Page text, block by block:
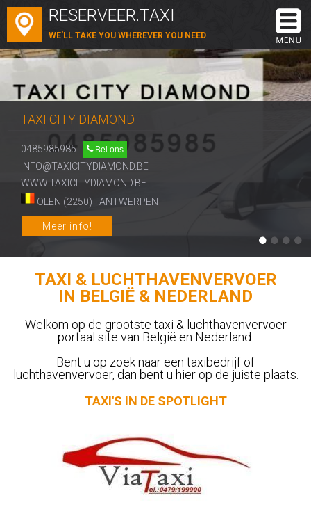
RESERVEER.TAXI
WE'LL TAKE YOU WHEREVER YOU NEED
TAXI CITY DIAMOND
0485985985 Bel ons
INFO@TAXICITYDIAMOND.BE
WWW.TAXICITYDIAMOND.BE
OLEN (2250) - ANTWERPEN
Meer info!
TAXI & LUCHTHAVENVERVOER
IN BELGIË & NEDERLAND
Welkom op de grootste taxi & luchthavenvervoer
portaal site van België en Nederland.
Bent u op zoek naar een taxibedrijf of
luchthavenvervoer, dan bent u hier op de juiste plaats.
TAXI'S IN DE SPOTLIGHT